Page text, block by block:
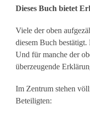
Dieses Buch bietet
Viele der oben
diesem Buch
Und für manche der
überzeugende
Im Zentrum stehen
Beteiligten: